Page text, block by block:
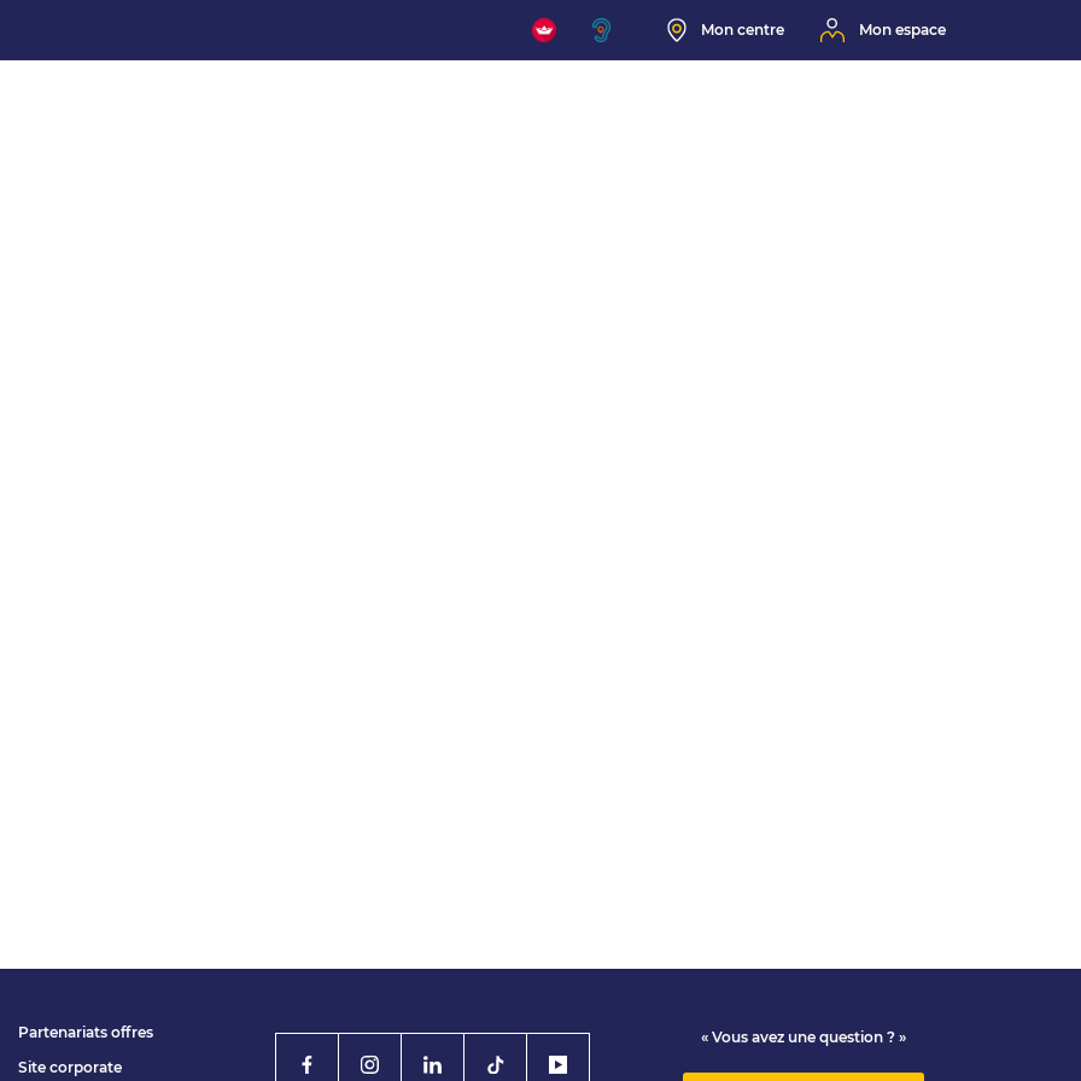
Mon centre Mon espace
Partenariats offres
Site corporate
« Vous avez une question ? »